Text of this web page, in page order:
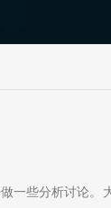
一些分析讨论。